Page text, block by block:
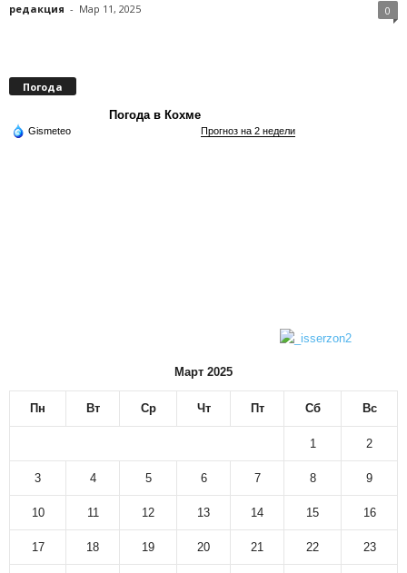
редакция - Мар 11, 2025 0
Погода
Погода в Кохме
Gismeteo Прогноз на 2 недели
Март 2025
Пн Вт Ср Чт Пт Сб Вс
1 2
3 4 5 6 7 8 9
10 11 12 13 14 15 16
17 18 19 20 21 22 23